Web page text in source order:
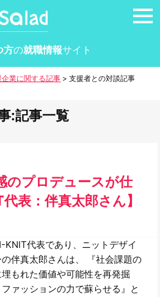
方の就職情報サイト
業に関する記事 >支援者との対談記事
:記事一覧
のプロデュースが仕
表：伴真太郎さん】
KNIT代表であり、ニットデザイ
伴真太郎さんは、 『社会課題の
もれた価値や可能性を再発掘
ファッションの力で蘇らせる』と